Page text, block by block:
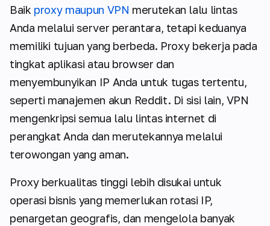
Baik proxy maupun VPN merutekan lalu lintas
Anda melalui server perantara, tetapi keduanya
memiliki tujuan yang berbeda. Proxy bekerja pada
tingkat aplikasi atau browser dan
menyembunyikan IP Anda untuk tugas tertentu,
seperti manajemen akun Reddit. Di sisi lain, VPN
mengenkripsi semua lalu lintas internet di
perangkat Anda dan merutekannya melalui
terowongan yang aman.
Proxy berkualitas tinggi lebih disukai untuk
operasi bisnis yang memerlukan rotasi IP,
penargetan geografis, dan mengelola banyak